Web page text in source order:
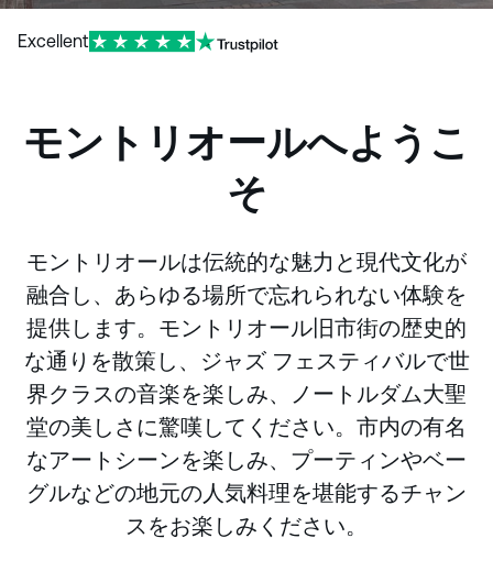
Excellent
モントリオールへようこ
そ
モントリオールは伝統的な魅力と現代文化が
融合し、あらゆる場所で忘れられない体験を
提供します。モントリオール旧市街の歴史的
な通りを散策し、ジャズ フェスティバルで世
界クラスの音楽を楽しみ、ノートルダム大聖
堂の美しさに驚嘆してください。市内の有名
なアートシーンを楽しみ、プーティンやベー
グルなどの地元の人気料理を堪能するチャン
スをお楽しみください。